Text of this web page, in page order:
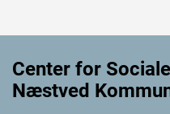
Center for
Næstved